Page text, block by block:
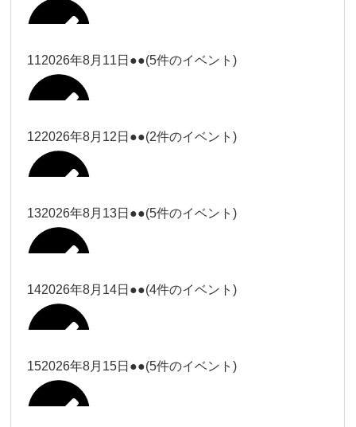
武井
2026年7月28日
関谷
関谷
院長
院長
関谷（17-19時）
2026年7月31日
武井
武井
関谷（17-
19時）
関谷（17-19時）
武井(9時ー
18時)
武井(9時ー18時)
関谷（17-
19時）
関谷（17-19時）
松本（9時ー18時）
2026年8月3日
武井
武井
関谷（17-
19時）
小林
小林
松本
Close
2026年8月4日
塩川
2026年8月6日
関谷（17-
Close
関谷（17-19時）
2026年8月6日
院長
松本（9時
ー18時）
Close Close
松本（9時ー18時）
2026年8月7日
Close
武井
2026年8月7日
大西（9時ー18時）
2026年8月8日
小林
Close Close
2026年8月8日
Close
武井
塩川
塩川
Close Close
塩川
2026年8月9日
大西
小林
小林
松本（9時
ー18時）
Close Close
松本（9時ー18時）
2026年8月10日
112026年8月11日 ●●(5件のイベント)
塩川（9時
Close Close
塩川（9時ー18時）
2026年8月11日
小林
Close Close
122026年8月12日 ●●(2件のイベント)
塩川
塩川
132026年8月13日 ●●(5件のイベント)
塩川
塩川
142026年8月14日 ●●(4件のイベント)
塩川
152026年8月15日 ●●(5件のイベント)